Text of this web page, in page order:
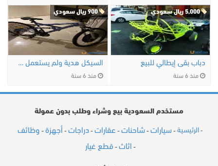
5,000 ريال سعودي
دباب بقى إيطالي للبيع
منذ 6 سنة
900 ريال سعودي
السيكل هدية ولم يستعمل ليوم واحد
منذ 6 سنة
مستخدم السعودية بيع وشراء وطلب بدون عمولة
- الرئيسية - سيارات - شاحنات - عقارات - دراجات - أجهزة - وظائف
- اثاث -قطع غيار